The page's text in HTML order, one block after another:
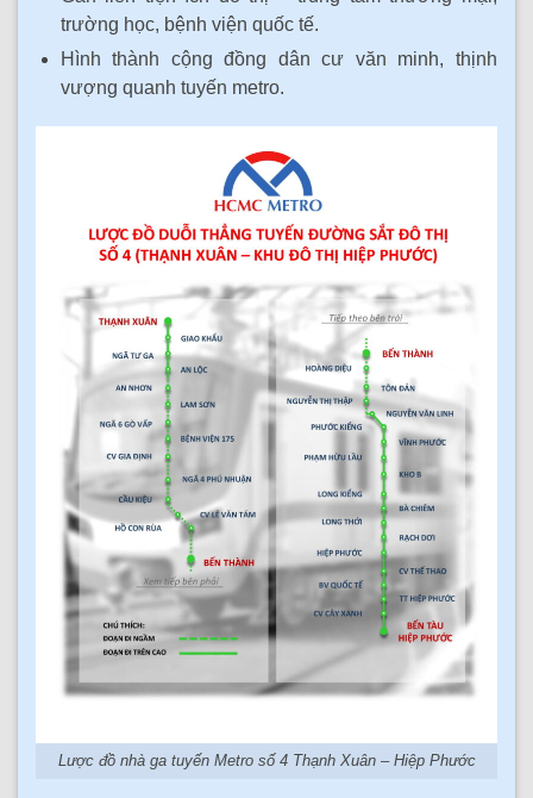
trường học, bệnh viện quốc tế.
Hình thành cộng đồng dân cư văn minh, thịnh
vượng quanh tuyến metro.
Lược đồ nhà ga tuyến Metro số 4 Thạnh Xuân – Hiệp Phước